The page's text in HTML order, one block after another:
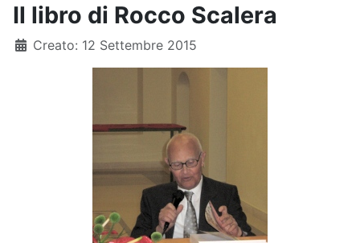
Il libro di Rocco Scalera
Dettagli
Creato: 12 Settembre 2015